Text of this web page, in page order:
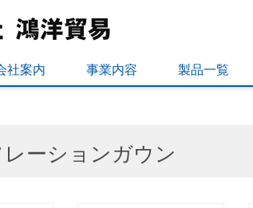
社案内 事業内容 製品一覧
ーションガウン